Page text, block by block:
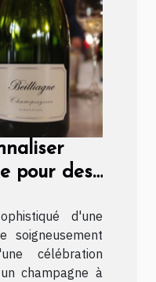
pour des
d'une
soigneusement
célébration
champagne à